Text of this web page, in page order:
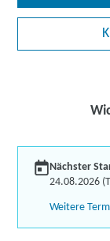
Nächster
24.08.2026
Weitere